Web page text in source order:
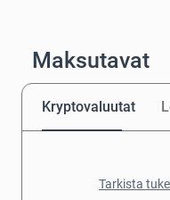
Maksutavat
Kryptovaluutat
Tarkista